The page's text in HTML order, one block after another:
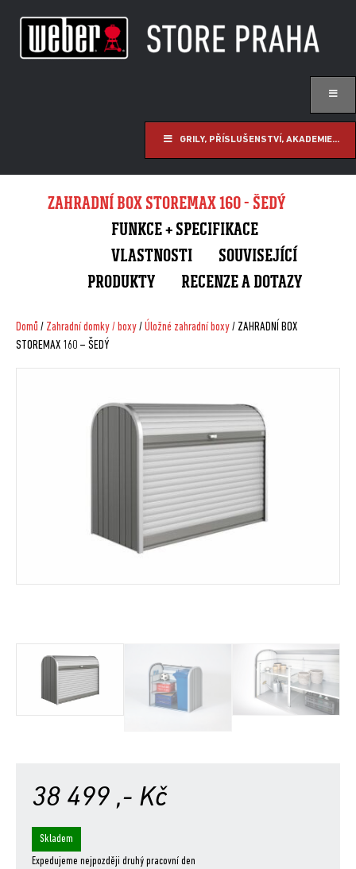
GRILY, PŘÍSLUŠENSTVÍ, AKADEMIE...
ZAHRADNÍ BOX STOREMAX 160 - ŠEDÝ
FUNKCE + SPECIFIKACE
VLASTNOSTI
SOUVISEJÍCÍ
PRODUKTY
RECENZE A DOTAZY
Domů / Zahradní domky / boxy/Úložné zahradní boxy/ ZAHRADNÍ BOX
STOREMAX 160 – ŠEDÝ
38 499 ,- Kč
Skladem
Expedujeme nejpozději druhý pracovní den